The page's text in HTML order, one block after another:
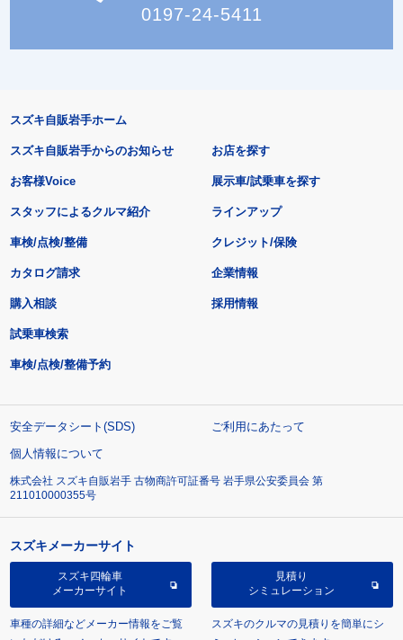
0197-24-5411
スズキ自販岩手ホーム
スズキ自販岩手からのお知らせ
お客様Voice
スタッフによるクルマ紹介
お店を探す
展示車/試乗車を探す
ラインアップ
車検/点検/整備 クレジット/保険
カタログ請求
購入相談
試乗車検索
車検/点検/整備予約
企業情報
採用情報
安全データシート(SDS)
ご利用にあたって
個人情報について
株式会社 スズキ自販岩手 古物商許可証番号 岩手県公安委員会 第
211010000355号
スズキメーカーサイト
スズキ四輪車
メーカーサイト
車種の詳細などメーカー情報をご覧
見積り
シミュレーション
スズキのクルマの見積りを簡単にシ